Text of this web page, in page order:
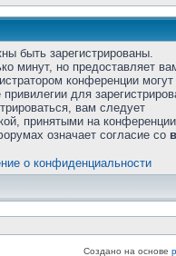
быть зарегистрированы.
минут, но предоставляет
конференции
для
вам следует
принятыми на
означает согласие со
о конфиденциальности
Создано на основе